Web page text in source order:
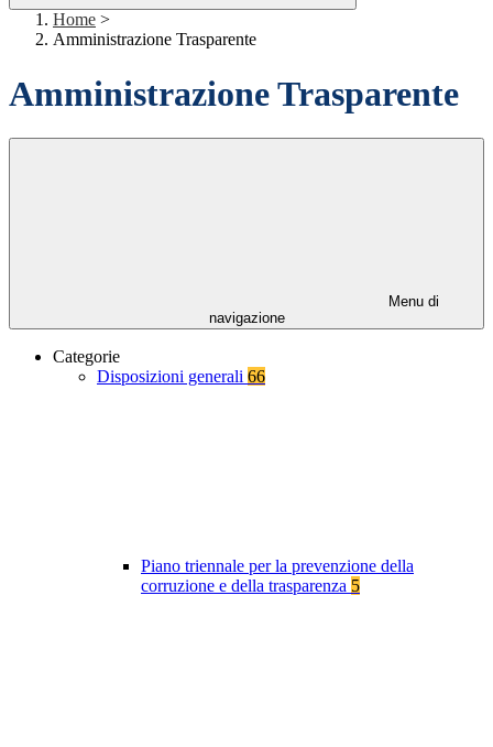
Home >
Amministrazione Trasparente
Amministrazione Trasparente
Menu di
navigazione
Categorie
Disposizioni generali 66
Piano triennale per la prevenzione della
corruzione e della trasparenza 5